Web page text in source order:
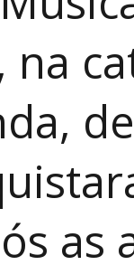
na
as